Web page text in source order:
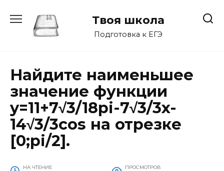
содержанию
Твоя школа
Подготовка к ЕГЭ
Найдите наименьшее
значение функции
y=11+7√3/18pi-7√3/3x-
14√3/3cos на отрезке
[0;pi/2].
НА ЧТЕНИЕ ПРОСМОТРОВ